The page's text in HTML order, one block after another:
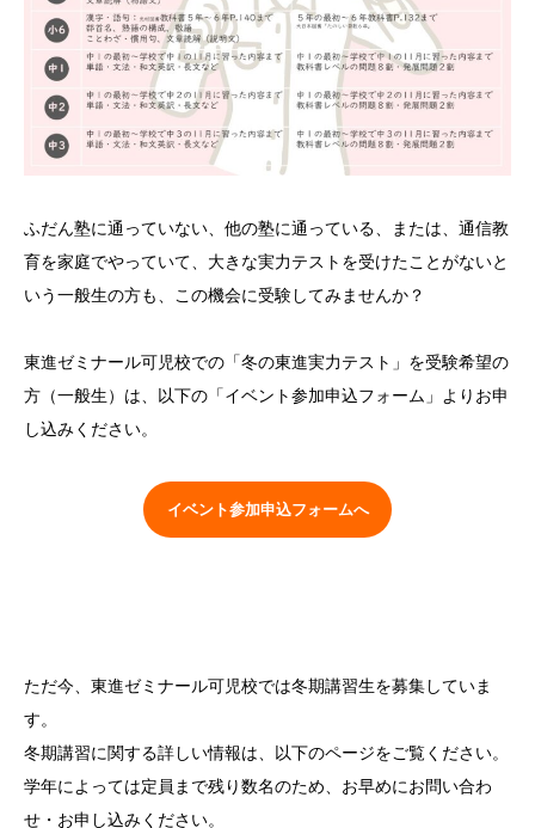
ふだん塾に通っていない、他の塾に通っている、または、通信教
育を家庭でやっていて、大きな実力テストを受けたことがないと
いう一般生の方も、この機会に受験してみませんか？
東進ゼミナール可児校での「冬の東進実力テスト」を受験希望の
方（一般生）は、以下の「イベント参加申込フォーム」よりお申
し込みください。
イベント参加申込フォームへ
ただ今、東進ゼミナール可児校では冬期講習生を募集していま
す。
冬期講習に関する詳しい情報は、以下のページをご覧ください。
学年によっては定員まで残り数名のため、お早めにお問い合わ
せ・お申し込みください。